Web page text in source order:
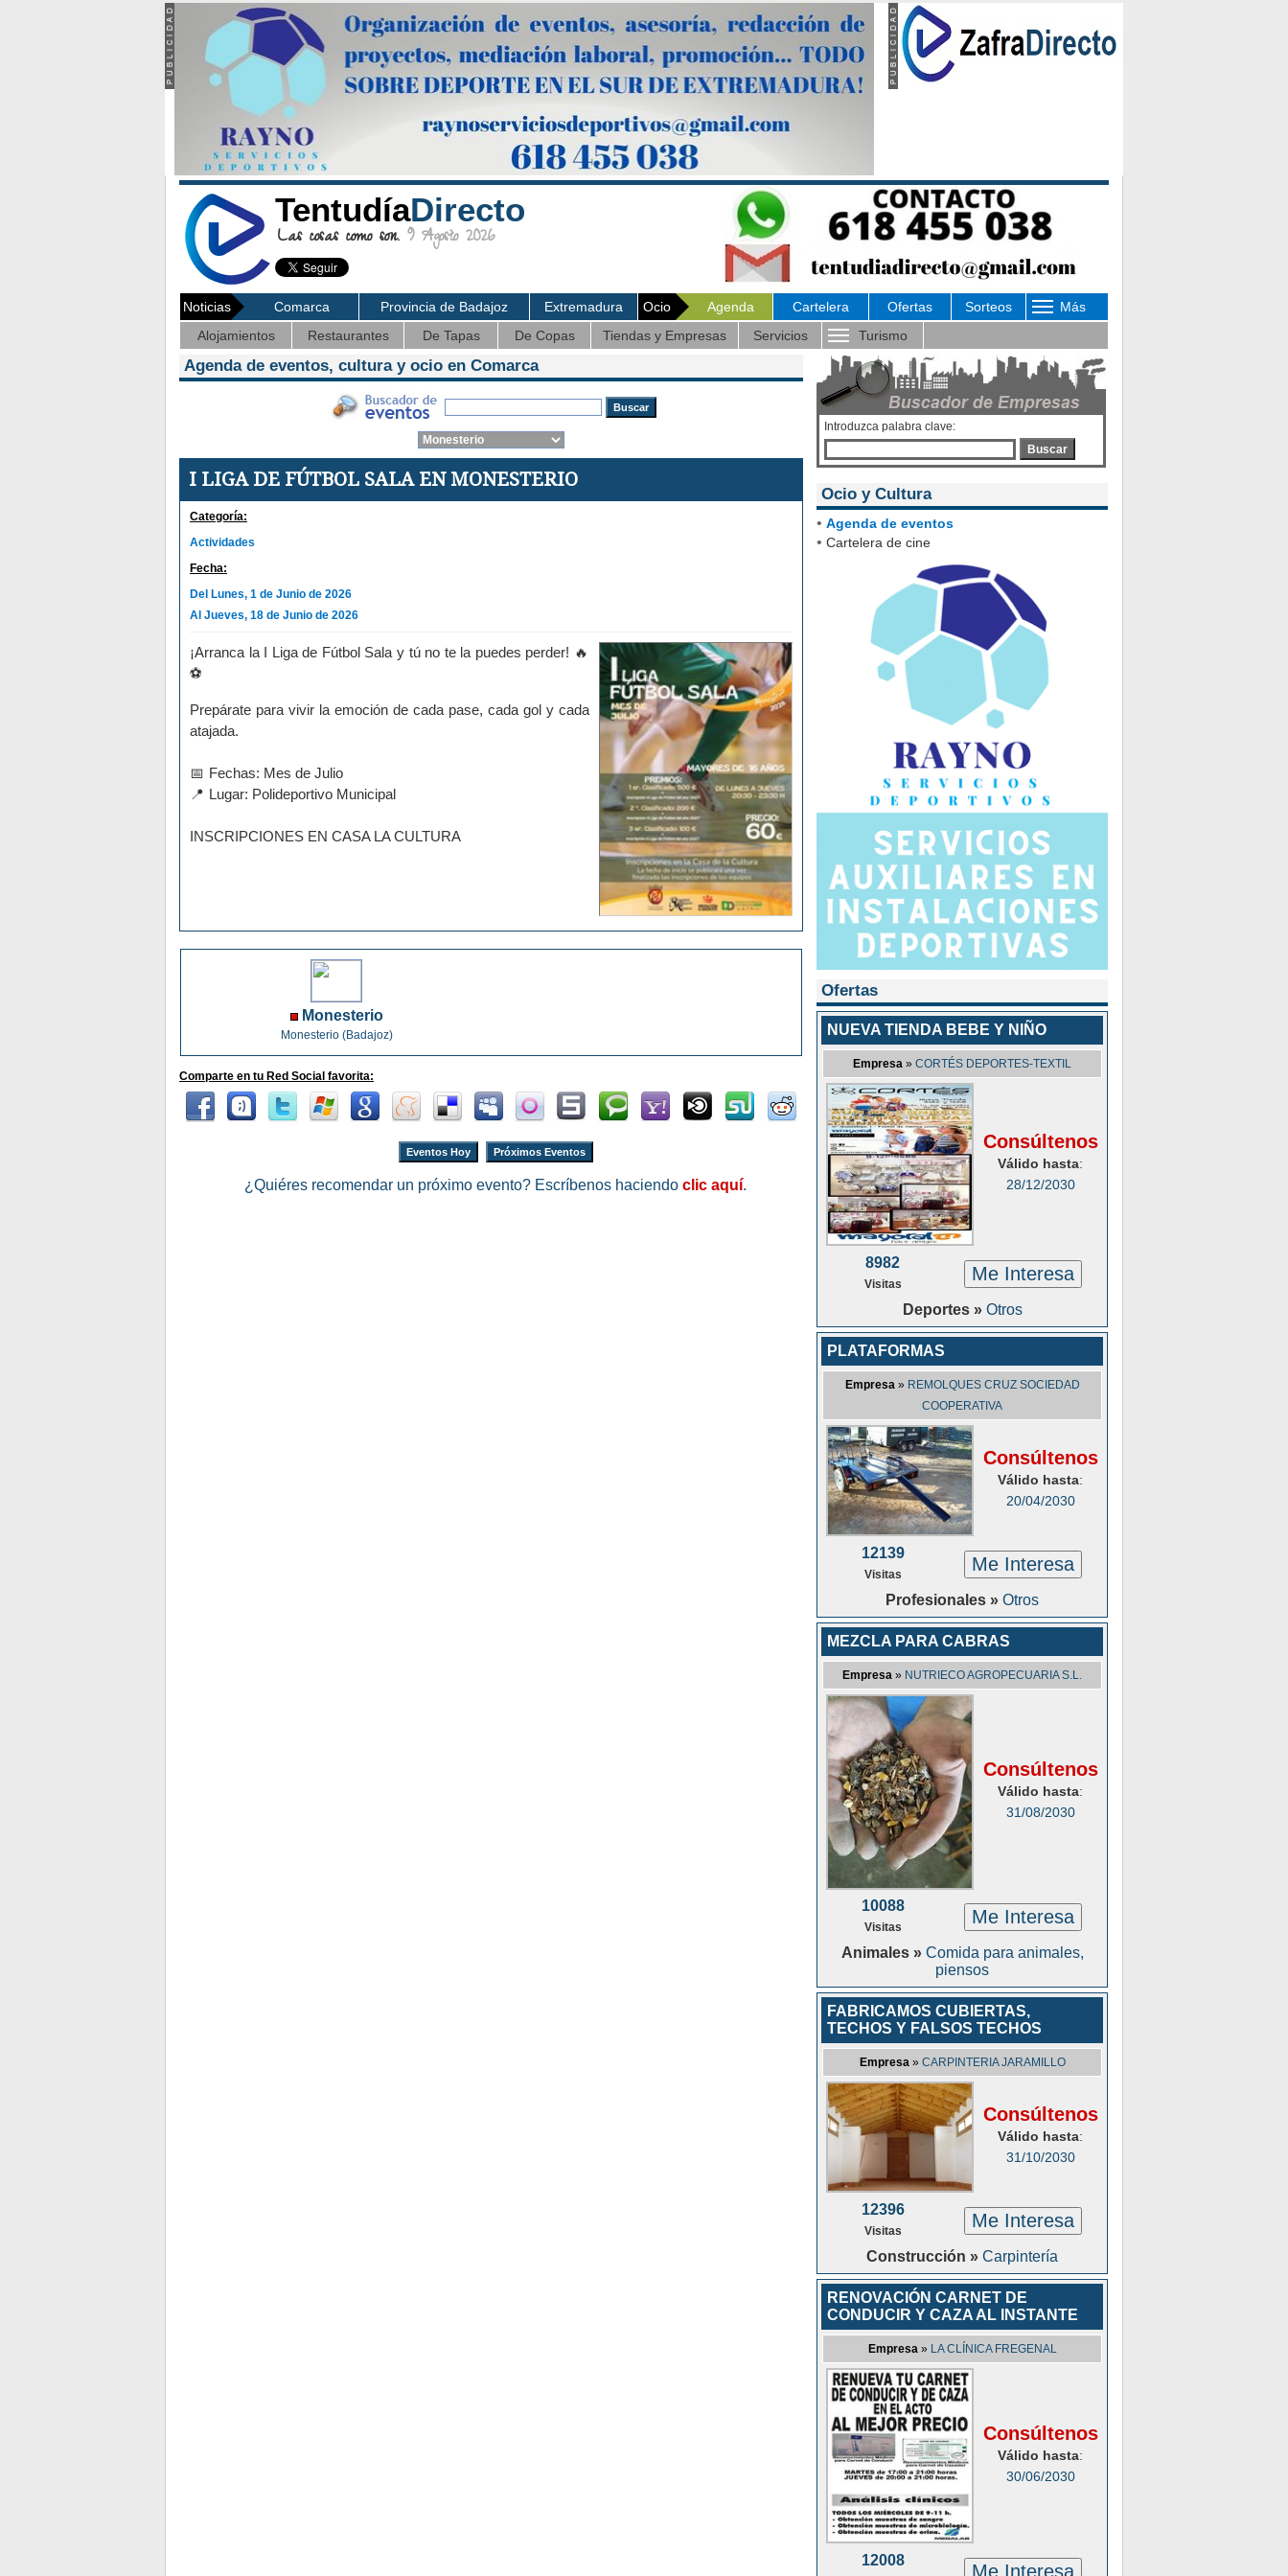
TentudíaDirecto
Las cosas como son. 9 Agosto 2026
Noticias Comarca Provincia de Badajoz Extremadura Ocio Agenda Cartelera Ofertas Sorteos
Más
Alojamientos
Restaurantes De Tapas De Copas Tiendas y Empresas Servicios Turismo
Agenda de eventos, cultura y ocio en Comarca
I LIGA DE FÚTBOL SALA EN MONESTERIO
Categoría:
Actividades
Fecha:
Del Lunes, 1 de Junio de 2026
Al Jueves, 18 de Junio de 2026
¡Arranca la I Liga de Fútbol Sala y tú no te la puedes perder!
Prepárate para vivir la emoción de cada pase, cada gol y cada
atajada.
Fechas: Mes de Julio
Lugar: Polideportivo Municipal
INSCRIPCIONES EN CASA LA CULTURA
Monesterio
Monesterio (Badajoz)
Comparte en tu Red Social favorita:
Eventos Hoy Próximos Eventos
¿Quiéres recomendar un próximo evento? Escríbenos haciendo clic aquí.
Introduzca palabra clave:
Buscar
Ocio y Cultura
• Agenda de eventos
• Cartelera de cine
Ofertas
NUEVA TIENDA BEBE Y NIÑO
Empresa » CORTÉS DEPORTES-TEXTIL
Consúltenos
Válido hasta:
28/12/2030
8982
Visitas Me Interesa
Deportes » Otros
PLATAFORMAS
Empresa » REMOLQUES CRUZ SOCIEDAD
COOPERATIVA
Consúltenos
Válido hasta:
20/04/2030
12139
Visitas Me Interesa
Profesionales » Otros
MEZCLA PARA CABRAS
Empresa » NUTRIECO AGROPECUARIA S.L.
Consúltenos
Válido hasta:
31/08/2030
10088
Visitas Me Interesa
Animales » Comida para animales,
piensos
FABRICAMOS CUBIERTAS,
TECHOS Y FALSOS TECHOS
Empresa » CARPINTERIA JARAMILLO
Consúltenos
Válido hasta:
31/10/2030
12396
Visitas Me Interesa
Construcción » Carpintería
RENOVACIÓN CARNET DE
CONDUCIR Y CAZA AL INSTANTE
Empresa » LA CLÍNICA FREGENAL
Consúltenos
Válido hasta:
30/06/2030
12008
Me Interesa